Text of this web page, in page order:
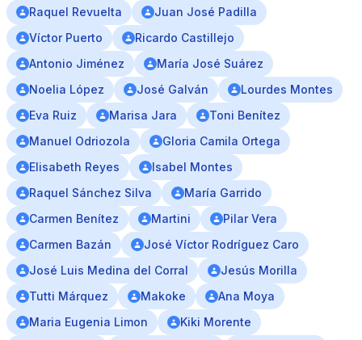
Raquel Revuelta
Juan José Padilla
Víctor Puerto
Ricardo Castillejo
Antonio Jiménez
María José Suárez
Noelia López
José Galván
Lourdes Montes
Eva Ruiz
Marisa Jara
Toni Benítez
Manuel Odriozola
Gloria Camila Ortega
Elisabeth Reyes
Isabel Montes
Raquel Sánchez Silva
María Garrido
Carmen Benítez
Martini
Pilar Vera
Carmen Bazán
José Víctor Rodríguez Caro
José Luis Medina del Corral
Jesús Morilla
Tutti Márquez
Makoke
Ana Moya
Maria Eugenia Limon
Kiki Morente